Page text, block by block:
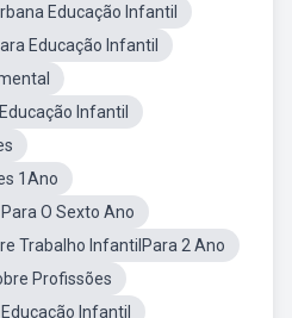
Educação Infantil
Educação Infantil
Infantil
1Ano
O Sexto Ano
Trabalho InfantilPara 2 Ano
Profissões
Infantil